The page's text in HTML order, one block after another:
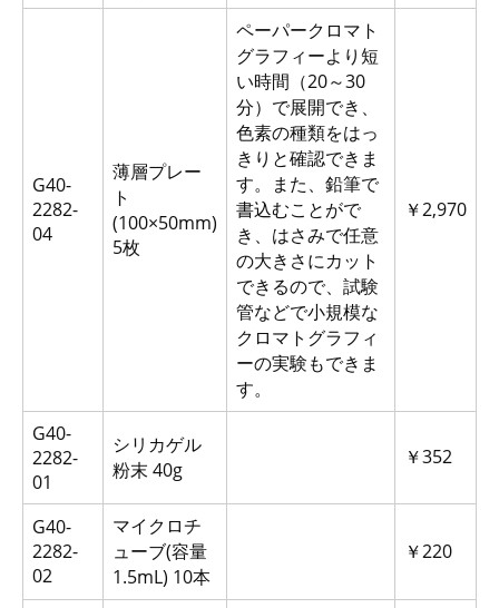
G40-
2282-
04
薄層プレー
ト
(100×50mm)
5枚
ペーパークロマト
グラフィーより短
い時間（20～30
分）で展開でき、
色素の種類をはっ
きりと確認できま
す。また、鉛筆で
書込むことがで
き、はさみで任意
の大きさにカット
できるので、試験
管などで小規模な
クロマトグラフィ
ーの実験もできま
す。
￥2,970
G40-
2282-
01
シリカゲル
粉末 40g
￥352
G40-
2282-
02
マイクロチ
ューブ(容量
1.5mL) 10本
￥220